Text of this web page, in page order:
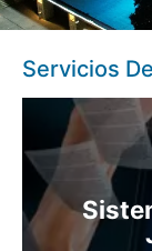
Servicios